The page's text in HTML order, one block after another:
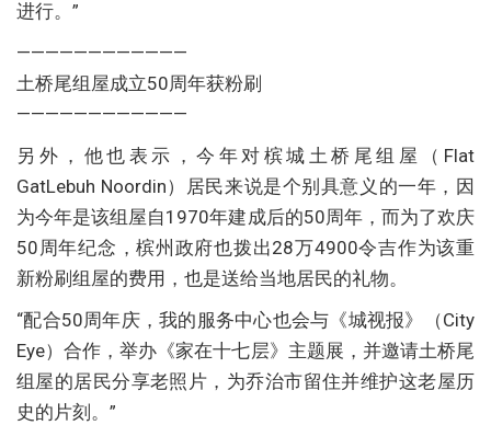
进行。”
————————————
土桥尾组屋成立50周年获粉刷
————————————
另外，他也表示，今年对槟城土桥尾组屋（Flat
GatLebuh Noordin）居民来说是个别具意义的一年，因
为今年是该组屋自1970年建成后的50周年，而为了欢庆
50周年纪念，槟州政府也拨出28万4900令吉作为该重
新粉刷组屋的费用，也是送给当地居民的礼物。
“配合50周年庆，我的服务中心也会与《城视报》（City
Eye）合作，举办《家在十七层》主题展，并邀请土桥尾
组屋的居民分享老照片，为乔治市留住并维护这老屋历
史的片刻。”